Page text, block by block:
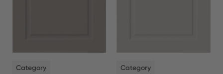
Category Category